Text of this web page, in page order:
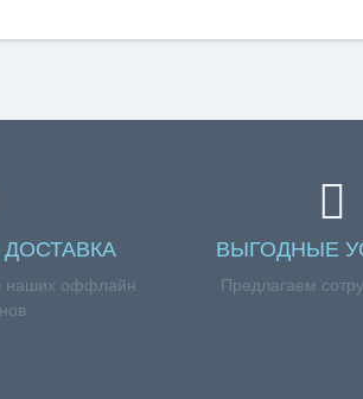
наших оффлайн
ВЫГОДНЫЕ
Предлагаем